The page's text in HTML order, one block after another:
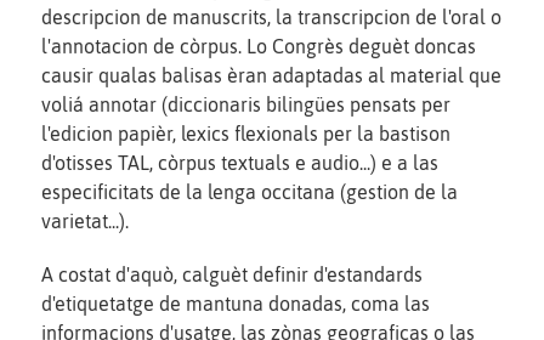
descripcion de manuscrits, la transcripcion de l'oral o
l'annotacion de còrpus. Lo Congrès deguèt doncas
causir qualas balisas èran adaptadas al material que
voliá annotar (diccionaris bilingües pensats per
l'edicion papièr, lexics flexionals per la bastison
d'otisses TAL, còrpus textuals e audio...) e a las
especificitats de la lenga occitana (gestion de la
varietat...).
A costat d'aquò, calguèt definir d'estandards
d'etiquetatge de mantuna donadas, coma las
informacions d'usatge, las zònas geograficas o las